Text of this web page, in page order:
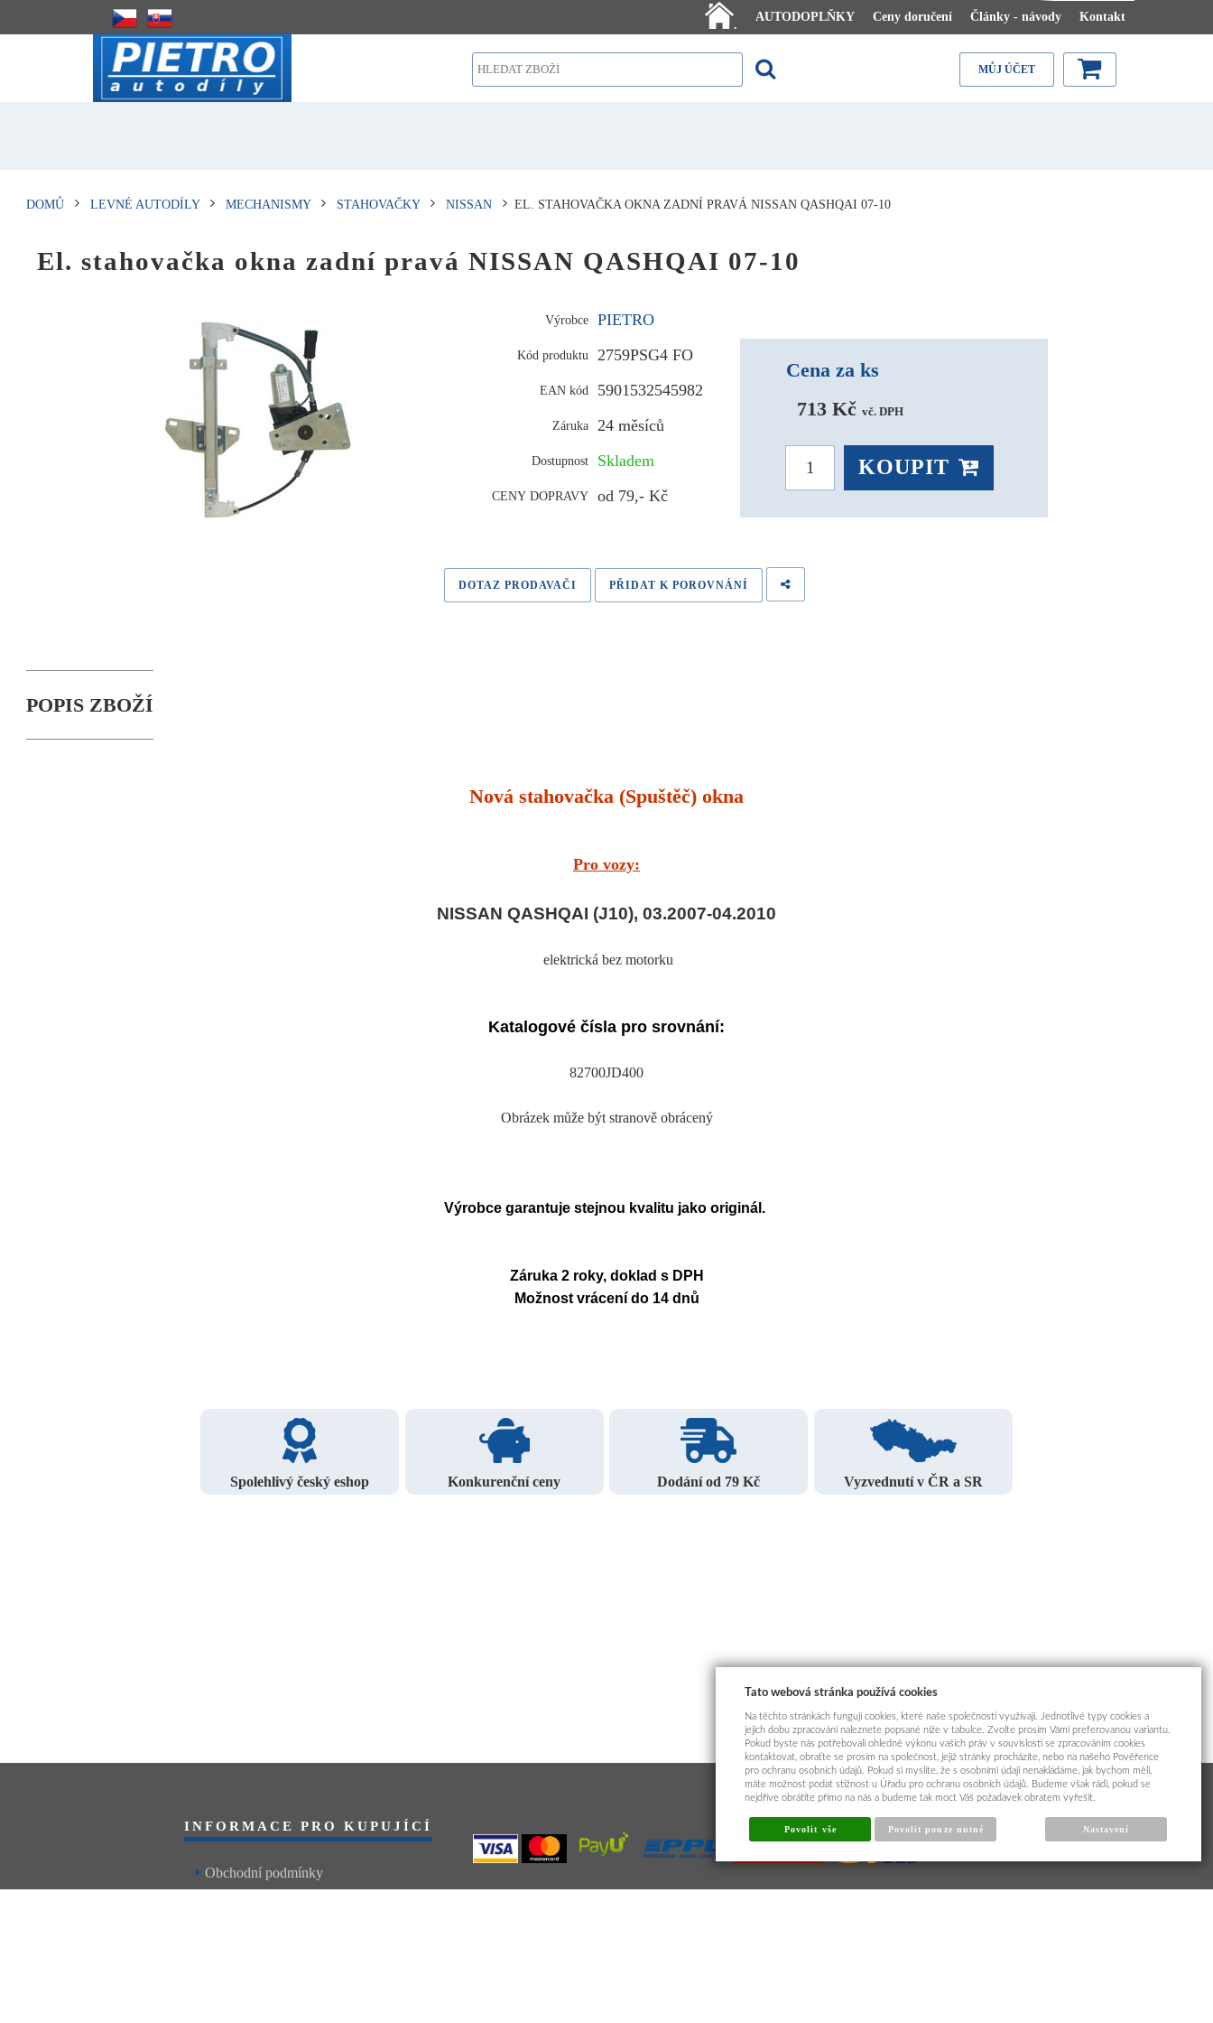
.
AUTODOPLŇKY Ceny doručení Články - návody Kontakt
MŮJ ÚČET
DOMŮ LEVNÉ AUTODÍLY MECHANISMY STAHOVAČKY NISSAN EL. STAHOVAČKA OKNA ZADNÍ PRAVÁ NISSAN QASHQAI 07-10
El. stahovačka okna zadní pravá NISSAN QASHQAI 07-10
Výrobce PIETRO
Kód produktu 2759PSG4 FO
EAN kód 5901532545982
Záruka 24 měsíců
Dostupnost Skladem
CENY DOPRAVY od 79,- Kč
Cena za ks
713 Kč vč. DPH
KOUPIT
DOTAZ PRODAVAČI PŘIDAT K POROVNÁNÍ
POPIS ZBOŽÍ
Nová stahovačka (Spuštěč) okna
Pro vozy:
NISSAN QASHQAI (J10), 03.2007-04.2010
elektrická bez motorku
Katalogové čísla pro srovnání:
82700JD400
Obrázek může být stranově obrácený
Výrobce garantuje stejnou kvalitu jako originál.
Záruka 2 roky, doklad s DPH
Možnost vrácení do 14 dnů
Spolehlivý český eshop Konkurenční ceny Dodání od 79 Kč Vyzvednutí v ČR a SR
INFORMACE PRO KUPUJÍCÍ
Obchodní podmínky
Tato webová stránka používá cookies
Na těchto stránkách fungují cookies, které naše společnosti využívají. Jednotlivé typy cookies a
jejich dobu zpracování naleznete popsané níže v tabulce. Zvolte prosím Vámi preferovanou variantu.
Pokud byste nás potřebovali ohledně výkonu vašich práv v souvislosti se zpracováním cookies
kontaktovat, obraťte se prosím na společnost, jejíž stránky procházíte, nebo na našeho Pověřence
pro ochranu osobních údajů. Pokud si myslíte, že s osobními údaji nenakládáme, jak bychom měli,
máte možnost podat stížnost u Úřadu pro ochranu osobních údajů. Budeme však rádi, pokud se
nejdříve obrátíte přímo na nás a budeme tak moct Váš požadavek obratem vyřešit.
Povolit vše Povolit pouze nutné Nastavení